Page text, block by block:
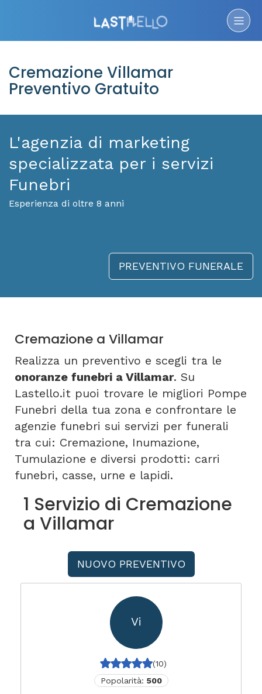
Cremazione Villamar
Preventivo Gratuito
L'agenzia di marketing
specializzata per i servizi
Funebri
Esperienza di oltre 8 anni
PREVENTIVO FUNERALE
Cremazione a Villamar
Realizza un preventivo e scegli tra le
onoranze funebri a Villamar. Su
Lastello.it puoi trovare le migliori Pompe
Funebri della tua zona e confrontare le
agenzie funebri sui servizi per funerali
tra cui: Cremazione, Inumazione,
Tumulazione e diversi prodotti: carri
funebri, casse, urne e lapidi.
1 Servizio di Cremazione
a Villamar
NUOVO PREVENTIVO
Vi
(10)
Popolarità: 500